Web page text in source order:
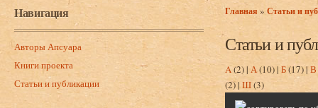
Навигация
Авторы Апсуара
Книги проекта
Статьи и публикации
Вы здесь
Главная » Статьи и
Статьи и
A(2)| А(10)| Б(17)| В
(2)|Ш(3)